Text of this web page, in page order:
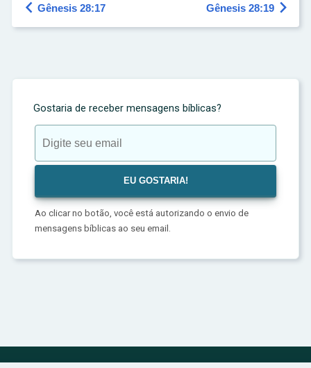
 Gênesis 28:17 Gênesis 28:19 
Gostaria de receber mensagens bíblicas?
Ao clicar no botão, você está autorizando o envio de
mensagens bíblicas ao seu email.